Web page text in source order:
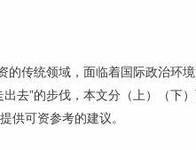
的传统领域，面临着国际政治环
去”的步伐，本文分（上）（下
供可资参考的建议。